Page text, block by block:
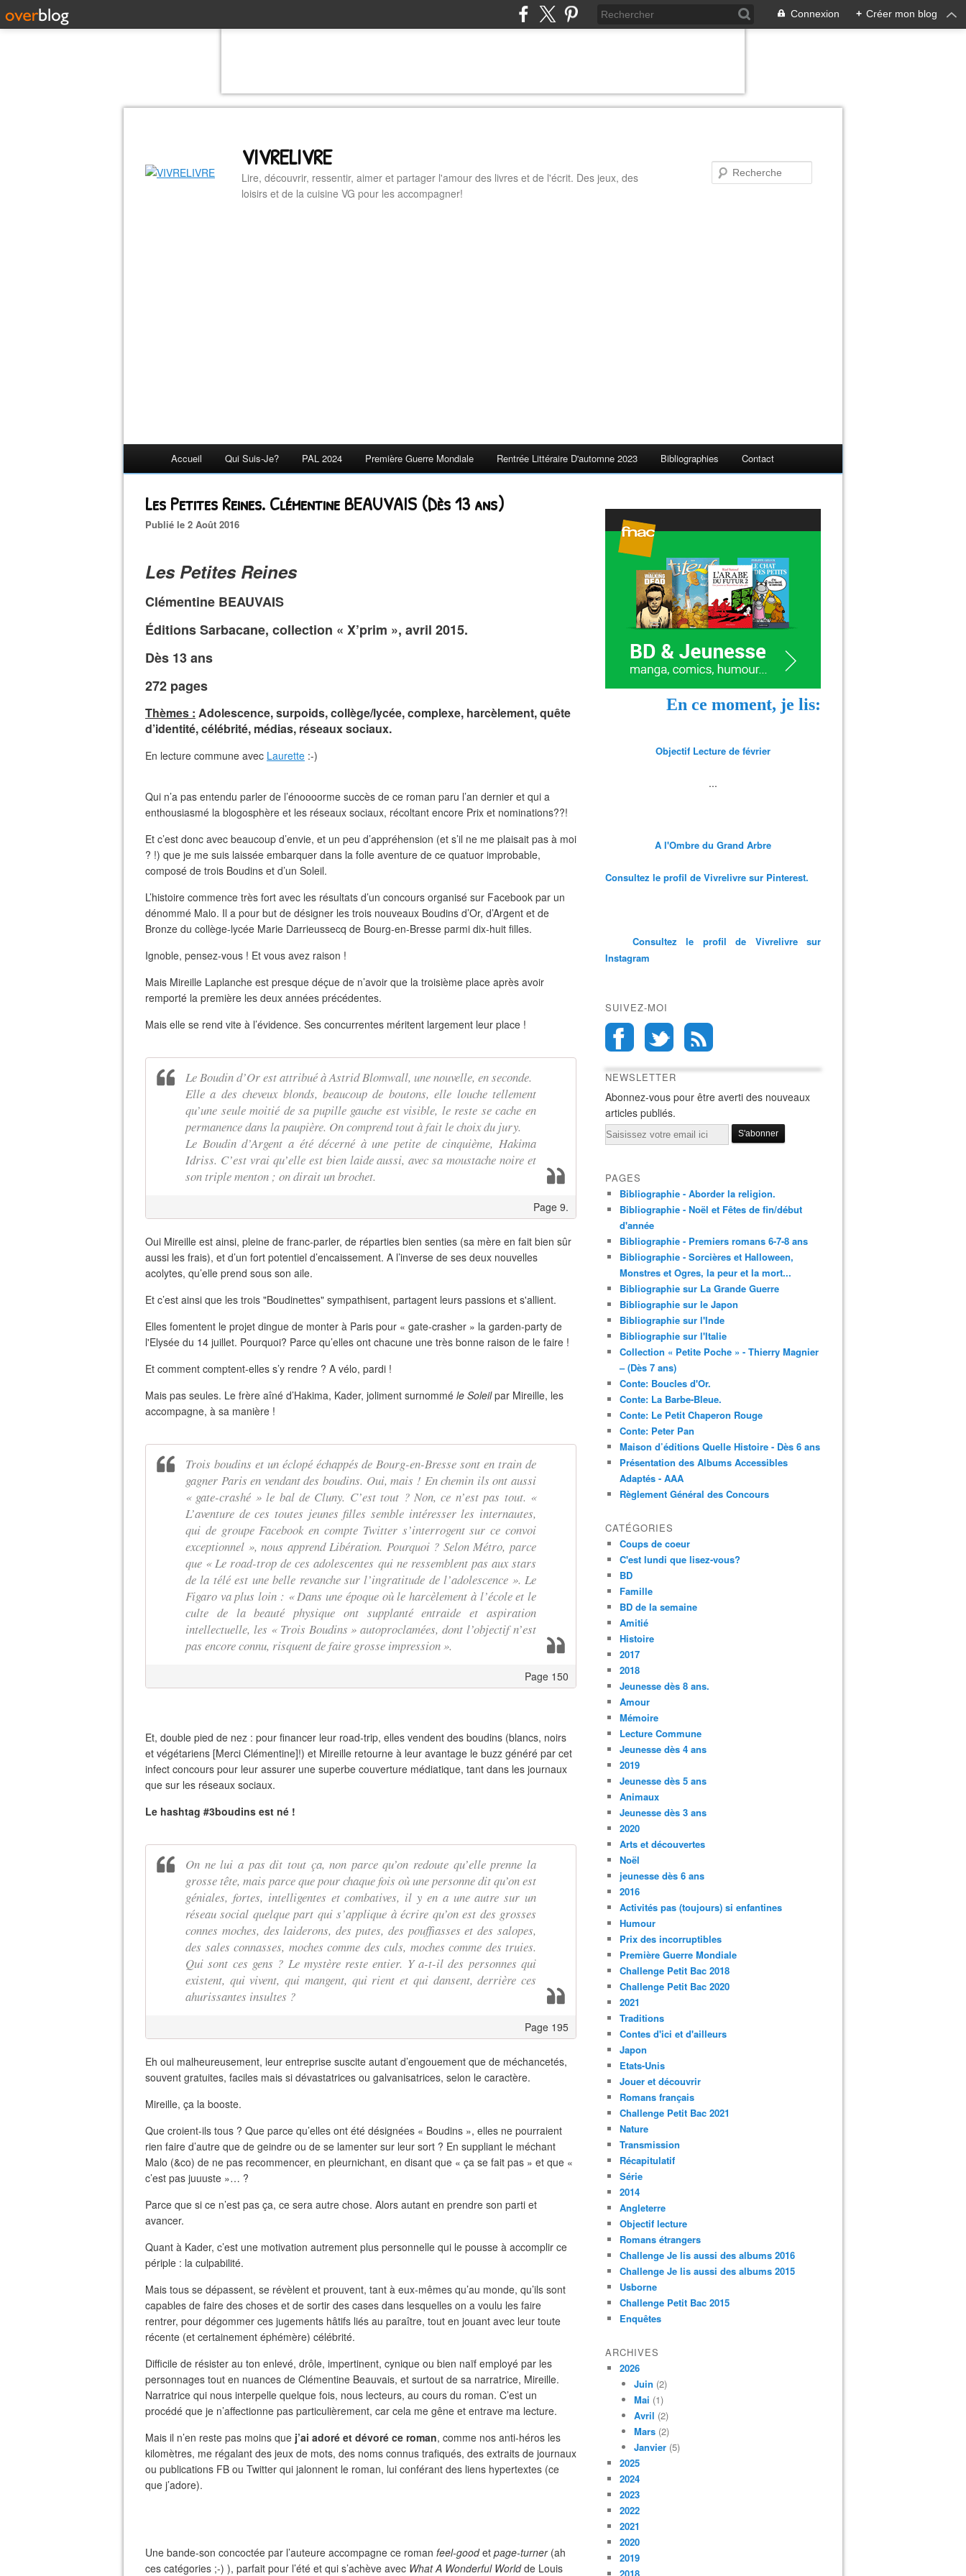
Connexion + Créer mon blog
VIVRELIVRE
Lire, découvrir, ressentir, aimer et partager l'amour des livres et de l'écrit. Des jeux, des
loisirs et de la cuisine VG pour les accompagner!
Accueil Qui Suis-Je? PAL 2024 Première Guerre Mondiale Rentrée Littéraire D'automne 2023 Bibliographies Contact
Les Petites Reines. Clémentine BEAUVAIS (Dès 13 ans)
Publié le 2 Août 2016
Les Petites Reines
Clémentine BEAUVAIS
Éditions Sarbacane, collection « X’prim », avril 2015.
Dès 13 ans
272 pages
Thèmes : Adolescence, surpoids, collège/lycée, complexe, harcèlement, quête
d’identité, célébrité, médias, réseaux sociaux.
En lecture commune avec Laurette :-)
Qui n’a pas entendu parler de l’énoooorme succès de ce roman paru l’an dernier et qui a
enthousiasmé la blogosphère et les réseaux sociaux, récoltant encore Prix et nominations??!
Et c’est donc avec beaucoup d’envie, et un peu d’appréhension (et s’il ne me plaisait pas à moi
? !) que je me suis laissée embarquer dans la folle aventure de ce quatuor improbable,
composé de trois Boudins et d’un Soleil.
L’histoire commence très fort avec les résultats d’un concours organisé sur Facebook par un
dénommé Malo. Il a pour but de désigner les trois nouveaux Boudins d’Or, d’Argent et de
Bronze du collège-lycée Marie Darrieussecq de Bourg-en-Bresse parmi dix-huit filles.
Ignoble, pensez-vous ! Et vous avez raison !
Mais Mireille Laplanche est presque déçue de n’avoir que la troisième place après avoir
remporté la première les deux années précédentes.
Mais elle se rend vite à l’évidence. Ses concurrentes méritent largement leur place !
Le Boudin d’Or est attribué à Astrid Blomwall, une nouvelle, en seconde.
Elle a des cheveux blonds, beaucoup de boutons, elle louche tellement
qu’une seule moitié de sa pupille gauche est visible, le reste se cache en
permanence dans la paupière. On comprend tout à fait le choix du jury.
Le Boudin d’Argent a été décerné à une petite de cinquième, Hakima
Idriss. C’est vrai qu’elle est bien laide aussi, avec sa moustache noire et
son triple menton ; on dirait un brochet.
Page 9.
Oui Mireille est ainsi, pleine de franc-parler, de réparties bien senties (sa mère en fait bien sûr
aussi les frais), et d’un fort potentiel d’encaissement. A l’inverse de ses deux nouvelles
acolytes, qu’elle prend sous son aile.
Et c’est ainsi que les trois "Boudinettes" sympathisent, partagent leurs passions et s'allient.
Elles fomentent le projet dingue de monter à Paris pour « gate-crasher » la garden-party de
l'Elysée du 14 juillet. Pourquoi? Parce qu’elles ont chacune une très bonne raison de le faire !
Et comment comptent-elles s’y rendre ? A vélo, pardi !
Mais pas seules. Le frère aîné d’Hakima, Kader, joliment surnommé le Soleilpar Mireille, les
accompagne, à sa manière !
Trois boudins et un éclopé échappés de Bourg-en-Bresse sont en train de
gagner Paris en vendant des boudins. Oui, mais ! En chemin ils ont aussi
« gate-crashé » le bal de Cluny. C’est tout ? Non, ce n’est pas tout. «
L’aventure de ces toutes jeunes filles semble intéresser les internautes,
qui de groupe Facebook en compte Twitter s’interrogent sur ce convoi
exceptionnel », nous apprend Libération. Pourquoi ? Selon Métro, parce
que « Le road-trop de ces adolescentes qui ne ressemblent pas aux stars
de la télé est une belle revanche sur l’ingratitude de l’adolescence ». Le
Figaro va plus loin : « Dans une époque où le harcèlement à l’école et le
culte de la beauté physique ont supplanté entraide et aspiration
intellectuelle, les « Trois Boudins » autoproclamées, dont l’objectif n’est
pas encore connu, risquent de faire grosse impression ».
Page 150
Et, double pied de nez : pour financer leur road-trip, elles vendent des boudins (blancs, noirs
et végétariens [Merci Clémentine]!) et Mireille retourne à leur avantage le buzz généré par cet
infect concours pour leur assurer une superbe couverture médiatique, tant dans les journaux
que sur les réseaux sociaux.
Le hashtag #3boudins est né !
On ne lui a pas dit tout ça, non parce qu’on redoute qu’elle prenne la
grosse tête, mais parce que pour chaque fois où une personne dit qu’on est
géniales, fortes, intelligentes et combatives, il y en a une autre sur un
réseau social quelque part qui s’applique à écrire qu’on est des grosses
connes moches, des laiderons, des putes, des pouffiasses et des salopes,
des sales connasses, moches comme des culs, moches comme des truies.
Qui sont ces gens ? Le mystère reste entier. Y a-t-il des personnes qui
existent, qui vivent, qui mangent, qui rient et qui dansent, derrière ces
ahurissantes insultes ?
Page 195
Eh oui malheureusement, leur entreprise suscite autant d’engouement que de méchancetés,
souvent gratuites, faciles mais si dévastatrices ou galvanisatrices, selon le caractère.
Mireille, ça la booste.
Que croient-ils tous ? Que parce qu’elles ont été désignées « Boudins », elles ne pourraient
rien faire d’autre que de geindre ou de se lamenter sur leur sort ? En suppliant le méchant
Malo (&co) de ne pas recommencer, en pleurnichant, en disant que « ça se fait pas » et que «
c’est pas juuuste »… ?
Parce que si ce n’est pas ça, ce sera autre chose. Alors autant en prendre son parti et
avancer.
Quant à Kader, c’est une motivation autrement plus personnelle qui le pousse à accomplir ce
périple : la culpabilité.
Mais tous se dépassent, se révèlent et prouvent, tant à eux-mêmes qu’au monde, qu’ils sont
capables de faire des choses et de sortir des cases dans lesquelles on a voulu les faire
rentrer, pour dégommer ces jugements hâtifs liés au paraître, tout en jouant avec leur toute
récente (et certainement éphémère) célébrité.
Difficile de résister au ton enlevé, drôle, impertinent, cynique ou bien naïf employé par les
personnages tout en nuances de Clémentine Beauvais, et surtout de sa narratrice, Mireille.
Narratrice qui nous interpelle quelque fois, nous lecteurs, au cours du roman. C’est un
procédé que je n’affectionne pas particulièrement, car cela me gêne et entrave ma lecture.
Mais il n’en reste pas moins que j’ai adoré et dévoré ce roman, comme nos anti-héros les
kilomètres, me régalant des jeux de mots, des noms connus trafiqués, des extraits de journaux
ou publications FB ou Twitter qui jalonnent le roman, lui conférant des liens hypertextes (ce
que j’adore).
Une bande-son concoctée par l’auteure accompagne ce roman feel-goodet page-turner(ah
ces catégories ;-) ), parfait pour l’été et qui s’achève avec What A Wonderful Worldde Louis
En ce moment, je lis:
Objectif Lecture de février
...
A l'Ombre du Grand Arbre
Consultez le profil de Vivrelivre sur Pinterest.
Consultez le profil de Vivrelivre sur
Instagram
SUIVEZ-MOI
NEWSLETTER
Abonnez-vous pour être averti des nouveaux
articles publiés.
Email
PAGES
Bibliographie - Aborder la religion.
Bibliographie - Noël et Fêtes de fin/début
d'année
Bibliographie - Premiers romans 6-7-8 ans
Bibliographie - Sorcières et Halloween,
Monstres et Ogres, la peur et la mort...
Bibliographie sur La Grande Guerre
Bibliographie sur le Japon
Bibliographie sur l'Inde
Bibliographie sur l'Italie
Collection « Petite Poche » - Thierry Magnier
– (Dès 7 ans)
Conte: Boucles d'Or.
Conte: La Barbe-Bleue.
Conte: Le Petit Chaperon Rouge
Conte: Peter Pan
Maison d’éditions Quelle Histoire - Dès 6 ans
Présentation des Albums Accessibles
Adaptés - AAA
Règlement Général des Concours
CATÉGORIES
Coups de coeur
C'est lundi que lisez-vous?
BD
Famille
BD de la semaine
Amitié
Histoire
2017
2018
Jeunesse dès 8 ans.
Amour
Mémoire
Lecture Commune
Jeunesse dès 4 ans
2019
Jeunesse dès 5 ans
Animaux
Jeunesse dès 3 ans
2020
Arts et découvertes
Noël
jeunesse dès 6 ans
2016
Activités pas (toujours) si enfantines
Humour
Prix des incorruptibles
Première Guerre Mondiale
Challenge Petit Bac 2018
Challenge Petit Bac 2020
2021
Traditions
Contes d'ici et d'ailleurs
Japon
Etats-Unis
Jouer et découvrir
Romans français
Challenge Petit Bac 2021
Nature
Transmission
Récapitulatif
Série
2014
Angleterre
Objectif lecture
Romans étrangers
Challenge Je lis aussi des albums 2016
Challenge Je lis aussi des albums 2015
Usborne
Challenge Petit Bac 2015
Enquêtes
ARCHIVES
2026
Juin (2)
Mai (1)
Avril (2)
Mars (2)
Janvier (5)
2025
2024
2023
2022
2021
2020
2019